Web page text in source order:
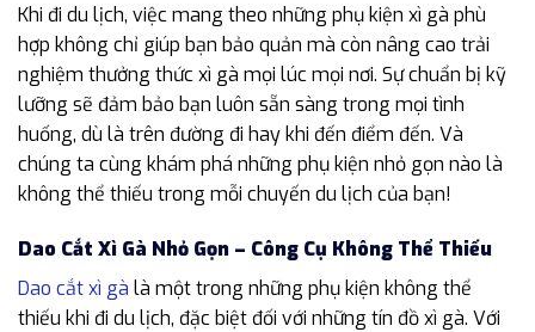
Khi đi du lịch, việc mang theo những phụ kiện xì gà phù
hợp không chỉ giúp bạn bảo quản mà còn nâng cao trải
nghiệm thưởng thức xì gà mọi lúc mọi nơi. Sự chuẩn bị kỹ
lưỡng sẽ đảm bảo bạn luôn sẵn sàng trong mọi tình
huống, dù là trên đường đi hay khi đến điểm đến. Và
chúng ta cùng khám phá những phụ kiện nhỏ gọn nào là
không thể thiếu trong mỗi chuyến du lịch của bạn!
Dao Cắt Xì Gà Nhỏ Gọn – Công Cụ Không Thể Thiếu
Dao cắt xì gà là một trong những phụ kiện không thể
thiếu khi đi du lịch, đặc biệt đối với những tín đồ xì gà. Với